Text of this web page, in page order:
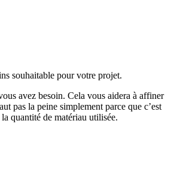
souhaitable pour votre projet.
avez besoin. Cela vous aidera à affiner
pas la peine simplement parce que c’est
quantité de matériau utilisée.